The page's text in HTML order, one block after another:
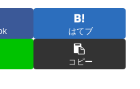
はてブ
コピー